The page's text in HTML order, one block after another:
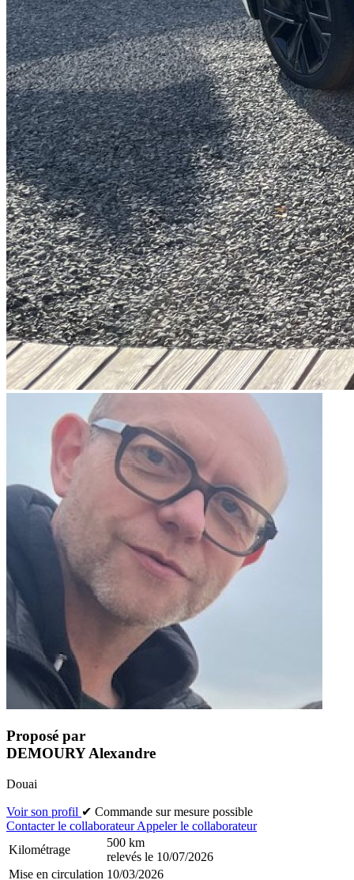
Proposé par
DEMOURY Alexandre
Douai
Voir son profil ✔ Commande sur mesure possible
Contacter le collaborateurAppeler le collaborateur
Kilométrage
500 km
relevés le 10/07/2026
Mise en circulation 10/03/2026